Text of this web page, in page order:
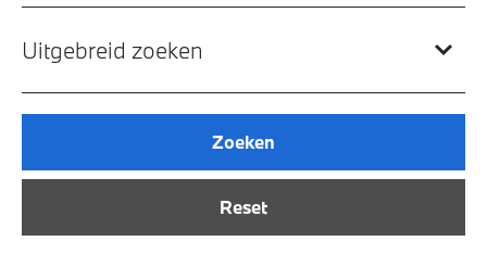
Uitgebreid zoeken
Reset
Zoeken